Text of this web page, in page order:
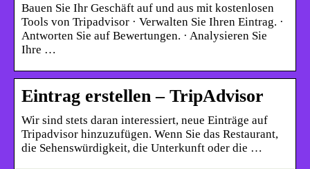
Bauen Sie Ihr Geschäft auf und aus mit kostenlosen
Tools von Tripadvisor · Verwalten Sie Ihren Eintrag. ·
Antworten Sie auf Bewertungen. · Analysieren Sie
Ihre …
Eintrag erstellen – TripAdvisor
Wir sind stets daran interessiert, neue Einträge auf
Tripadvisor hinzuzufügen. Wenn Sie das Restaurant,
die Sehenswürdigkeit, die Unterkunft oder die …